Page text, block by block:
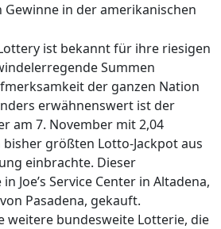
in der amerikanischen
ist bekannt für ihre riesigen
Summen
der ganzen Nation
erwähnenswert ist der
am 7. November mit 2,04
größten Lotto-Jackpot aus
einbrachte. Dieser
Joe’s Service Center in Altadena,
Pasadena, gekauft.
weitere bundesweite Lotterie, die